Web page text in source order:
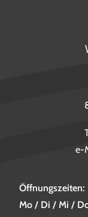
e-
Öffnungszeiten:
Mo / Di / Mi /